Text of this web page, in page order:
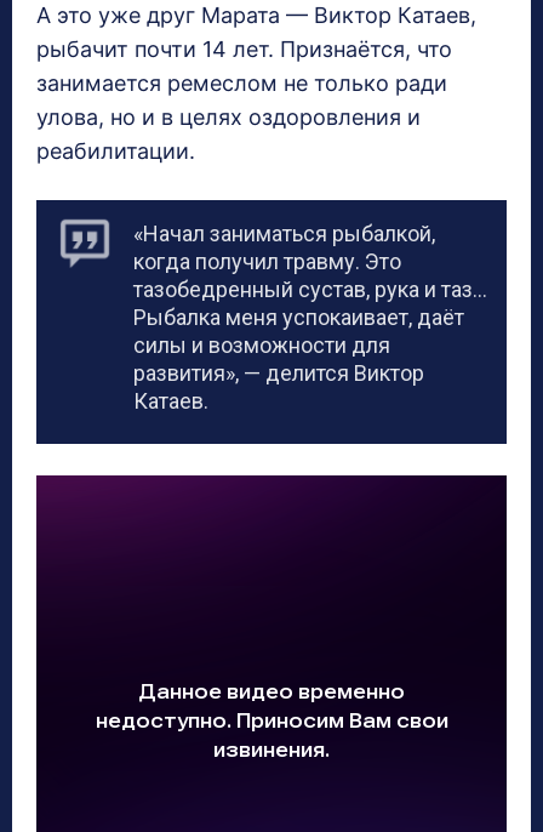
А это уже друг Марата — Виктор Катаев,
рыбачит почти 14 лет. Признаётся, что
занимается ремеслом не только ради
улова, но и в целях оздоровления и
реабилитации.
«Начал заниматься рыбалкой,
когда получил травму. Это
тазобедренный сустав, рука и таз…
Рыбалка меня успокаивает, даёт
силы и возможности для
развития», — делится Виктор
Катаев.